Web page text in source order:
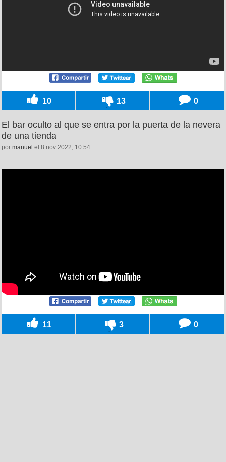
10 13 0
El bar oculto al que se entra por la puerta de la nevera
de una tienda
por manuel el 8 nov 2022, 10:54
11 3 0